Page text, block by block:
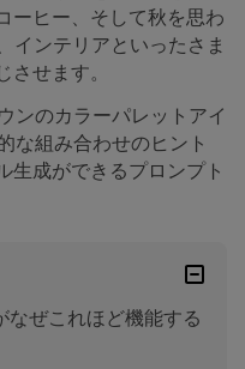
ーヒー、そして秋を思わ
インテリアといったさま
せます。
ンのカラーパレットアイ
な組み合わせのヒント
生成ができるプロンプト
なぜこれほど機能する